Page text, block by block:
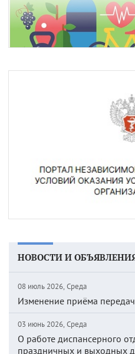
НОВОСТИ И
08 июль 2026, Среда
Изменение приёма
03 июнь 2026, Среда
О работе диспансерного
праздничных и выходных